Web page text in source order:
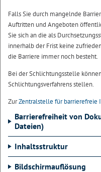
Falls Sie durch mangelnde
Auftritten und Angeboten
Sie sich an die als
innerhalb der Frist keine
die Barriere immer noch besteht.
Bei der Schlichtungsstelle
Schlichtungsverfahrens stellen.
ZurZentralstelle für barrierefreie
Barrierefreiheit von
Dateien)
Inhaltsstruktur
Bildschirmauflösung